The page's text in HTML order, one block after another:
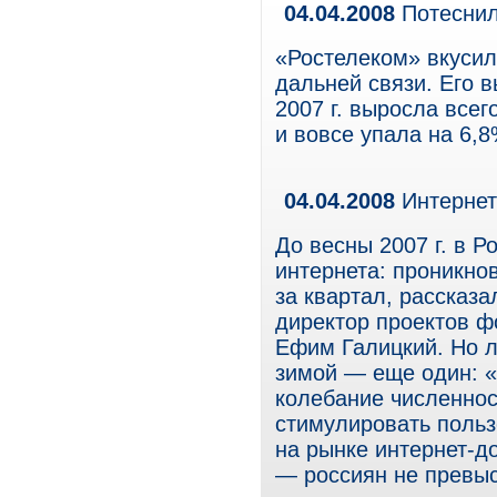
04.04.2008
«Ростелеком»
дальней связи. Его
2007 г. выросла
и вовсе упала на
04.04.2008
До весны 2007 г. в
интернета:
за квартал,
директор проектов
Ефим Галицкий. Но
зимой — еще один:
колебание
стимулировать
на рынке интернет-
— россиян не